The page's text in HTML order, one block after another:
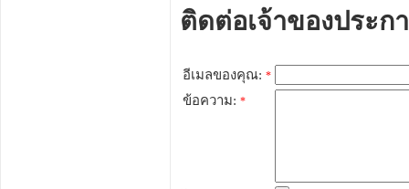
ติดต่อเจ้าของประก
อีเมลของคุณ: *
ข้อความ: *